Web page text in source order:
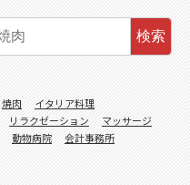
検索
焼肉
イタリア料理
リラクゼーション
マッサージ
動物病院
会計事務所